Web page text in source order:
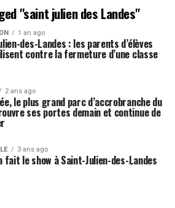
"saint julien des Landes"
1 an ago
des-Landes : les parents d’élèves
contre la fermeture d’une classe
2 ans ago
le plus grand parc d’accrobranche du
ses portes demain et continue de
3 ans ago
a fait le show à Saint-Julien-des-Landes